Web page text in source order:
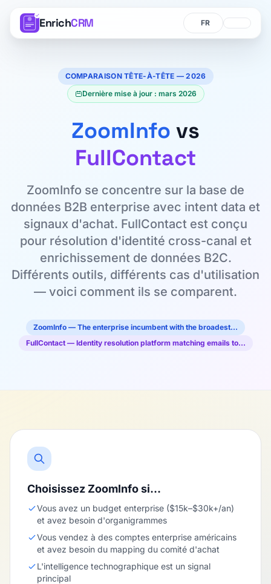
EnrichCRM Langue
Langue
COMPARAISON TÊTE-À-TÊTE — 2026
Dernière mise à jour : mars 2026
ZoomInfo vs
FullContact
ZoomInfo se concentre sur la base de
données B2B enterprise avec intent data et
signaux d'achat. FullContact est conçu
pour résolution d'identité cross-canal et
enrichissement de données B2C.
Différents outils, différents cas d'utilisation
— voici comment ils se comparent.
ZoomInfo — The enterprise incumbent with the broadest…
FullContact — Identity resolution platform matching emails to…
Choisissez ZoomInfo si…
Vous avez un budget enterprise ($15k–$30k+/an)
et avez besoin d'organigrammes
Vous vendez à des comptes enterprise américains
et avez besoin du mapping du comité d'achat
L'intelligence technographique est un signal
principal